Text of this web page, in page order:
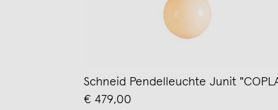
Schneid Pendelleuchte Junit
€ 479,00